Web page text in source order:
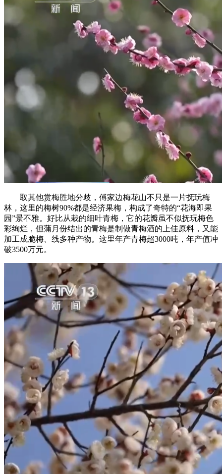
取其他赏梅胜地分歧，傅家边梅花山不只是一片抚玩梅
林，这里的梅树90%都是经济果梅，构成了奇特的“花海即果
园”景不雅。好比从栽的细叶青梅，它的花瓣虽不似抚玩梅色
彩绚烂，但蒲月份结出的青梅是制做青梅酒的上佳原料，又能
加工成脆梅、线多种产物。这里年产青梅超3000吨，年产值冲
破3500万元。